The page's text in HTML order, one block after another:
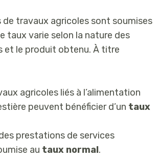
de travaux agricoles sont soumises
taux varie selon la nature des
et le produit obtenu. À titre
agricoles liés à l’alimentation
peuvent bénéficier d’un taux
prestations de services
au taux normal.